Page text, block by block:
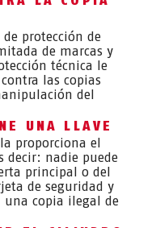
protección de
de marcas y
técnica le
las copias
del
UNA LLAVE
proporciona el
decir: nadie puede
principal o del
de seguridad y
una copia ilegal de